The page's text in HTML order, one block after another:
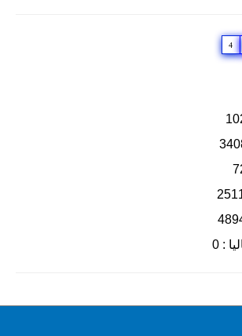
4
: 0